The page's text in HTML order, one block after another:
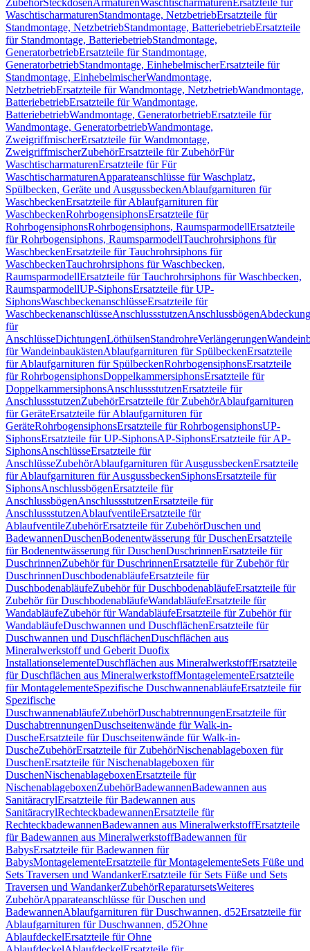
ZubehörSteckdosenArmaturenWaschtischarmaturen Ersatzteile für
WaschtischarmaturenStandmontage, NetzbetriebErsatzteile für
Standmontage, NetzbetriebStandmontage, BatteriebetriebErsatzteile
für Standmontage, BatteriebetriebStandmontage,
GeneratorbetriebErsatzteile für Standmontage,
GeneratorbetriebStandmontage, EinhebelmischerErsatzteile für
Standmontage, EinhebelmischerWandmontage,
NetzbetriebErsatzteile für Wandmontage, NetzbetriebWandmontage,
BatteriebetriebErsatzteile für Wandmontage,
BatteriebetriebWandmontage, GeneratorbetriebErsatzteile für
Wandmontage, GeneratorbetriebWandmontage,
ZweigriffmischerErsatzteile für Wandmontage,
ZweigriffmischerZubehörErsatzteile für ZubehörFür
WaschtischarmaturenErsatzteile für Für
WaschtischarmaturenApparateanschlüsse für Waschplatz,
Spülbecken, Geräte und AusgussbeckenAblaufgarnituren für
WaschbeckenErsatzteile für Ablaufgarnituren für
WaschbeckenRohrbogensiphonsErsatzteile für
RohrbogensiphonsRohrbogensiphons, RaumsparmodellErsatzteile
für Rohrbogensiphons, RaumsparmodellTauchrohrsiphons für
WaschbeckenErsatzteile für Tauchrohrsiphons für
WaschbeckenTauchrohrsiphons für Waschbecken,
RaumsparmodellErsatzteile für Tauchrohrsiphons für Waschbecken,
RaumsparmodellUP-SiphonsErsatzteile für UP-
SiphonsWaschbeckenanschlüsseErsatzteile für
WaschbeckenanschlüsseAnschlussstutzenAnschlussbögen
für
AnschlüsseDichtungenLöthülsenStandrohreVerlängerungen
für WandeinbaukästenAblaufgarnituren für SpülbeckenErsatzteile
für Ablaufgarnituren für SpülbeckenRohrbogensiphonsErsatzteile
für RohrbogensiphonsDoppelkammersiphonsErsatzteile für
DoppelkammersiphonsAnschlussstutzenErsatzteile für
AnschlussstutzenZubehörErsatzteile für ZubehörAblaufgarnituren
für GeräteErsatzteile für Ablaufgarnituren für
GeräteRohrbogensiphonsErsatzteile für RohrbogensiphonsUP-
SiphonsErsatzteile für UP-SiphonsAP-SiphonsErsatzteile für AP-
SiphonsAnschlüsseErsatzteile für
AnschlüsseZubehörAblaufgarnituren für AusgussbeckenErsatzteile
für Ablaufgarnituren für AusgussbeckenSiphonsErsatzteile für
SiphonsAnschlussbögenErsatzteile für
AnschlussbögenAnschlussstutzenErsatzteile für
AnschlussstutzenAblaufventileErsatzteile für
AblaufventileZubehörErsatzteile für ZubehörDuschen und
BadewannenDuschenBodenentwässerung für DuschenErsatzteile
für Bodenentwässerung für DuschenDuschrinnenErsatzteile für
DuschrinnenZubehör für DuschrinnenErsatzteile für Zubehör für
DuschrinnenDuschbodenabläufeErsatzteile für
DuschbodenabläufeZubehör für DuschbodenabläufeErsatzteile für
Zubehör für DuschbodenabläufeWandabläufeErsatzteile für
WandabläufeZubehör für WandabläufeErsatzteile für Zubehör für
WandabläufeDuschwannen und DuschflächenErsatzteile für
Duschwannen und DuschflächenDuschflächen aus
Mineralwerkstoff und Geberit Duofix
InstallationselementeDuschflächen aus MineralwerkstoffErsatzteile
für Duschflächen aus MineralwerkstoffMontagelementeErsatzteile
für MontagelementeSpezifische DuschwannenabläufeErsatzteile für
Spezifische
DuschwannenabläufeZubehörDuschabtrennungenErsatzteile für
DuschabtrennungenDuschseitenwände für Walk-in-
DuscheErsatzteile für Duschseitenwände für Walk-in-
DuscheZubehörErsatzteile für ZubehörNischenablageboxen für
DuschenErsatzteile für Nischenablageboxen für
DuschenNischenablageboxenErsatzteile für
NischenablageboxenZubehörBadewannenBadewannen aus
SanitäracrylErsatzteile für Badewannen aus
SanitäracrylRechteckbadewannenErsatzteile für
RechteckbadewannenBadewannen aus MineralwerkstoffErsatzteile
für Badewannen aus MineralwerkstoffBadewannen für
BabysErsatzteile für Badewannen für
BabysMontagelementeErsatzteile für MontagelementeSets Füße und
Sets Traversen und WandankerErsatzteile für Sets Füße und Sets
Traversen und WandankerZubehörReparatursetsWeiteres
ZubehörApparateanschlüsse für Duschen und
BadewannenAblaufgarnituren für Duschwannen, d52Ersatzteile für
Ablaufgarnituren für Duschwannen, d52Ohne
AblaufdeckelErsatzteile für Ohne